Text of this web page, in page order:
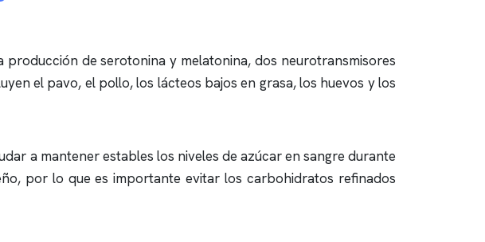
de serotonina y melatonina, dos neurotransmisores
el pavo, el pollo, los lácteos bajos en grasa, los huevos y los
a mantener estables los niveles de azúcar en sangre durante
por lo que es importante evitar los carbohidratos refinados